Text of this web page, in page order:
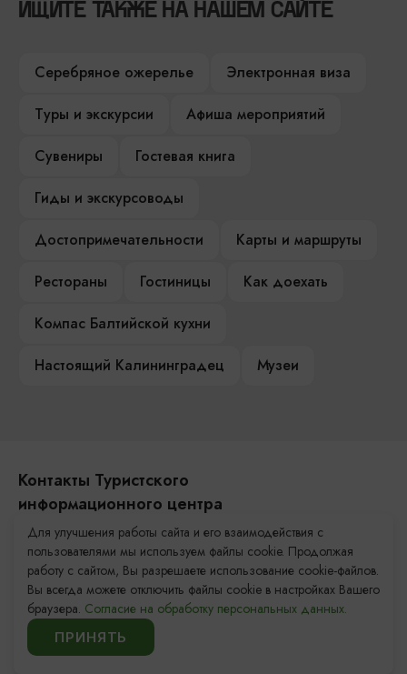
ИЩИТЕ ТАКЖЕ НА НАШЕМ САЙТЕ
Серебряное ожерелье
Электронная виза
Туры и экскурсии
Афиша мероприятий
Сувениры
Гостевая книга
Гиды и экскурсоводы
Достопримечательности
Карты и маршруты
Рестораны
Гостиницы
Как доехать
Компас Балтийской кухни
Настоящий Калининградец
Музеи
Контакты Туристского
информационного центра
Площадь Победы, 1
+7 (4012) 555-200
8 (800) 200-55-39
info@visit-kaliningrad.ru
Для улучшения работы сайта и его взаимодействия с
пользователями мы используем файлы cookie. Продолжая
работу с сайтом, Вы разрешаете использование cookie-файлов.
Вы всегда можете отключить файлы cookie в настройках Вашего
браузера. Согласие на обработку персональных данных.
ПРИНЯТЬ